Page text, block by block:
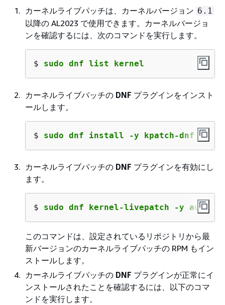
カーネルライブパッチは、カーネルバージョン 6.1
以降の AL2023 で使用できます。カーネルバージョ
ンを確認するには、次のコマンドを実行します。
$ sudo dnf list kernel
カーネルライブパッチの DNF プラグインをインスト
ールします。
$ sudo dnf install -y kpatch-dnf
カーネルライブパッチの DNF プラグインを有効にし
ます。
$ sudo dnf kernel-livepatch -y auto
このコマンドは、設定されているリポジトリから最
新バージョンのカーネルライブパッチの RPM もイン
ストールします。
カーネルライブパッチの DNF プラグインが正常にイ
ンストールされたことを確認するには、以下のコマ
ンドを実行します。